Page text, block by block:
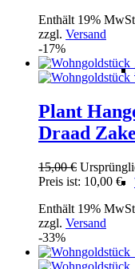
Enthält 19%
zzgl. Versand
-17%
Plant
Draad
15,00€
Preis ist: 10,00 €.
Enthält 19%
zzgl. Versand
-33%